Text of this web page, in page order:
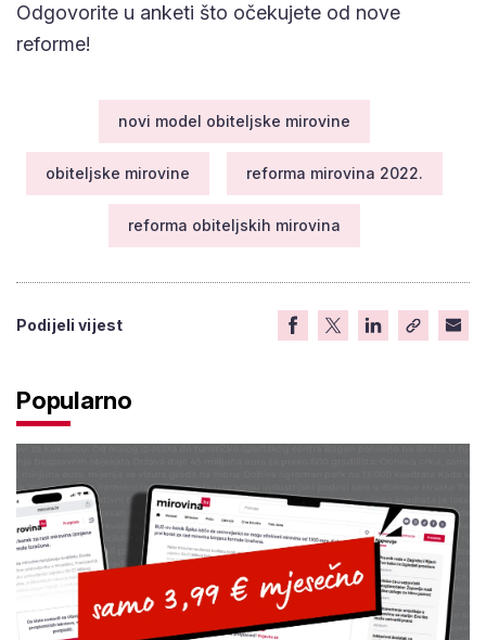
Odgovorite u anketi što očekujete od nove
reforme!
novi model obiteljske mirovine
obiteljske mirovine reforma mirovina 2022.
reforma obiteljskih mirovina
Podijeli vijest
Popularno